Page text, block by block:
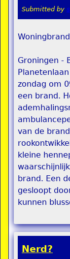
Submitted by
Groningen -
zondag om
een brand.
van de
kleine
brand. Een
gesloopt
kunnen
Nerd?